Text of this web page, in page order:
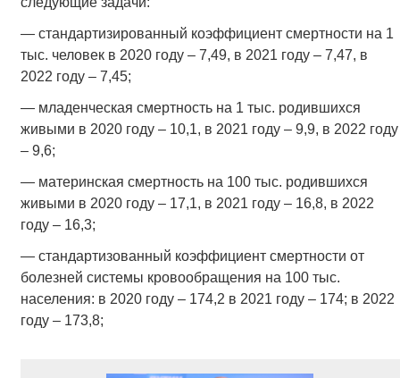
— стандартизированный коэффициент смертности на 1
тыс. человек в 2020 году – 7,49, в 2021 году – 7,47, в
2022 году – 7,45;
— младенческая смертность на 1 тыс. родившихся
живыми в 2020 году – 10,1, в 2021 году – 9,9, в 2022 году
– 9,6;
— материнская смертность на 100 тыс. родившихся
живыми в 2020 году – 17,1, в 2021 году – 16,8, в 2022
году – 16,3;
— стандартизованный коэффициент смертности от
болезней системы кровообращения на 100 тыс.
населения: в 2020 году – 174,2 в 2021 году – 174; в 2022
году – 173,8;